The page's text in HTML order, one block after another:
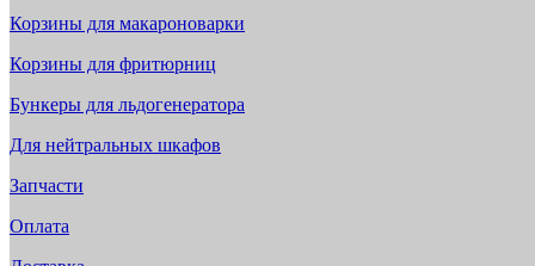
Корзины для макароноварки
Корзины для фритюрниц
Бункеры для льдогенератора
Для нейтральных шкафов
Запчасти
Оплата